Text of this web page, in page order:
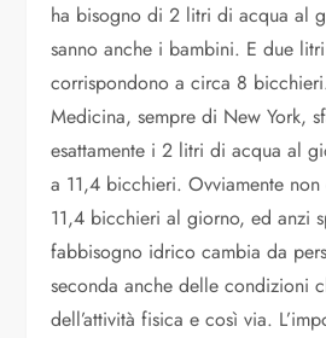
ha bisogno di 2 litri di acqua al
sanno anche i bambini. E due
corrispondono a circa 8
Medicina, sempre di New York,
esattamente i 2 litri di acqua al
a 11,4 bicchieri. Ovviamente
11,4 bicchieri al giorno, ed anzi
fabbisogno idrico cambia da
seconda anche delle condizioni
dell’attività fisica e così via.